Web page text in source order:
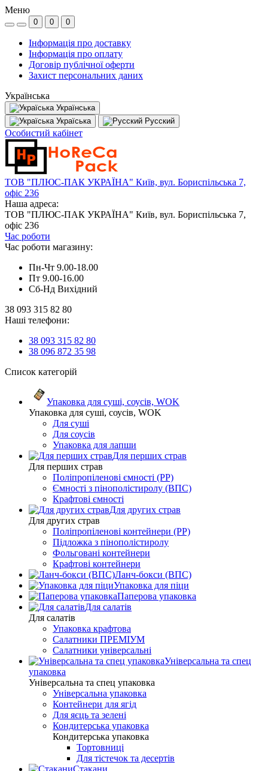
Меню
0 0 0
Інформація про доставку
Інформація про оплату
Договір публічної оферти
Захист персональних даних
Українська
Українська
Україська
Русский
Особистий кабінет
ТОВ "ПЛЮС-ПАК УКРАЇНА" Київ, вул. Бориспільська 7,
офіс 236
Наша адреса:
ТОВ "ПЛЮС-ПАК УКРАЇНА" Київ, вул. Бориспільська 7,
офіс 236
Час роботи
Час роботи магазину:
Пн-Чт 9.00-18.00
Пт 9.00-16.00
Сб-Нд Вихідний
38 093 315 82 80
Наші телефони:
38 093 315 82 80
38 096 872 35 98
Список категорій
Упаковка для суші, соусів, WOK
Упаковка для суші, соусів, WOK
Для суші
Для соусів
Упаковка для лапши
Для перших страв
Для перших страв
Поліпропіленові ємності (PP)
Ємності з пінополістиролу (ВПС)
Крафтові ємності
Для других страв
Для других страв
Поліпропіленові контейнери (PP)
Підложка з пінополістиролу
Фольговані контейнери
Крафтові контейнери
Ланч-бокси (ВПС)
Упаковка для піци
Паперова упаковка
Для салатів
Для салатів
Упаковка крафтова
Салатники ПРЕМІУМ
Салатники універсальні
Універсальна та спец
упаковка
Універсальна та спец упаковка
Універсальна упаковка
Контейнери для ягід
Для яєць та зелені
Кондитерська упаковка
Кондитерська упаковка
Тортовниці
Для тістечок та десертів
Стакани